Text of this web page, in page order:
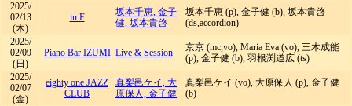
2025/
02/13
(木)
in F
坂本千恵, 金子
健, 坂本貴啓
坂本千恵 (p), 金子健 (b), 坂本貴啓
(ds,accordion)
2025/
02/09
(日)
Piano Bar IZUMI Live & Session
京京 (mc,vo), Maria Eva (vo), 三木成能
(p), 金子健 (b), 羽根渕道広 (ts)
2025/
02/07
(金)
eighty one JAZZ
CLUB
真梨邑ケイ, 大
原保人, 金子健
真梨邑ケイ (vo), 大原保人 (p), 金子健
(b)